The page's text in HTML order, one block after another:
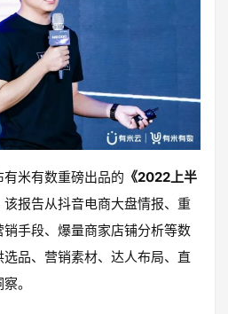
米有数重磅出品的 《2022上半
该报告从抖音电商大盘情报、重
手段、爆量商家店铺分析等数
品、营销素材、达人布局、直
。